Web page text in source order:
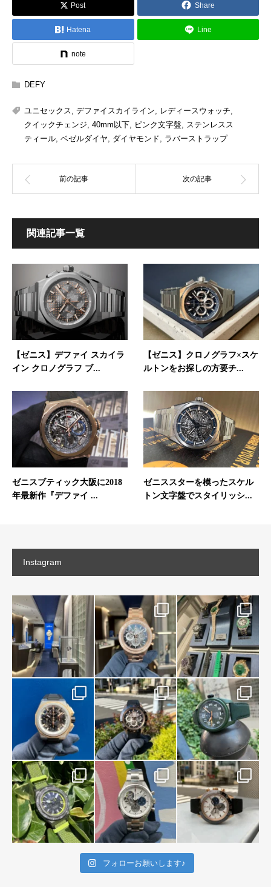
Post Share
Hatena Line
note
DEFY
ユニセックス デファイスカイライン レディースウォッチ
クイックチェンジ 40mm以下 ピンク文字盤
ステンレスス
ティール ベゼルダイヤ ダイヤモンド ラバーストラップ
関連記事一覧
【ゼニス】デファイ スカイラ
イン クロノグラフ ブ...
【ゼニス】クロノグラフ×スケ
ルトンをお探しの方要チ...
ゼニスブティック大阪に2018
年最新作『デファイ ...
ゼニススターを模ったスケル
トン文字盤でスタイリッシ...
Instagram
フォローお願いします♪